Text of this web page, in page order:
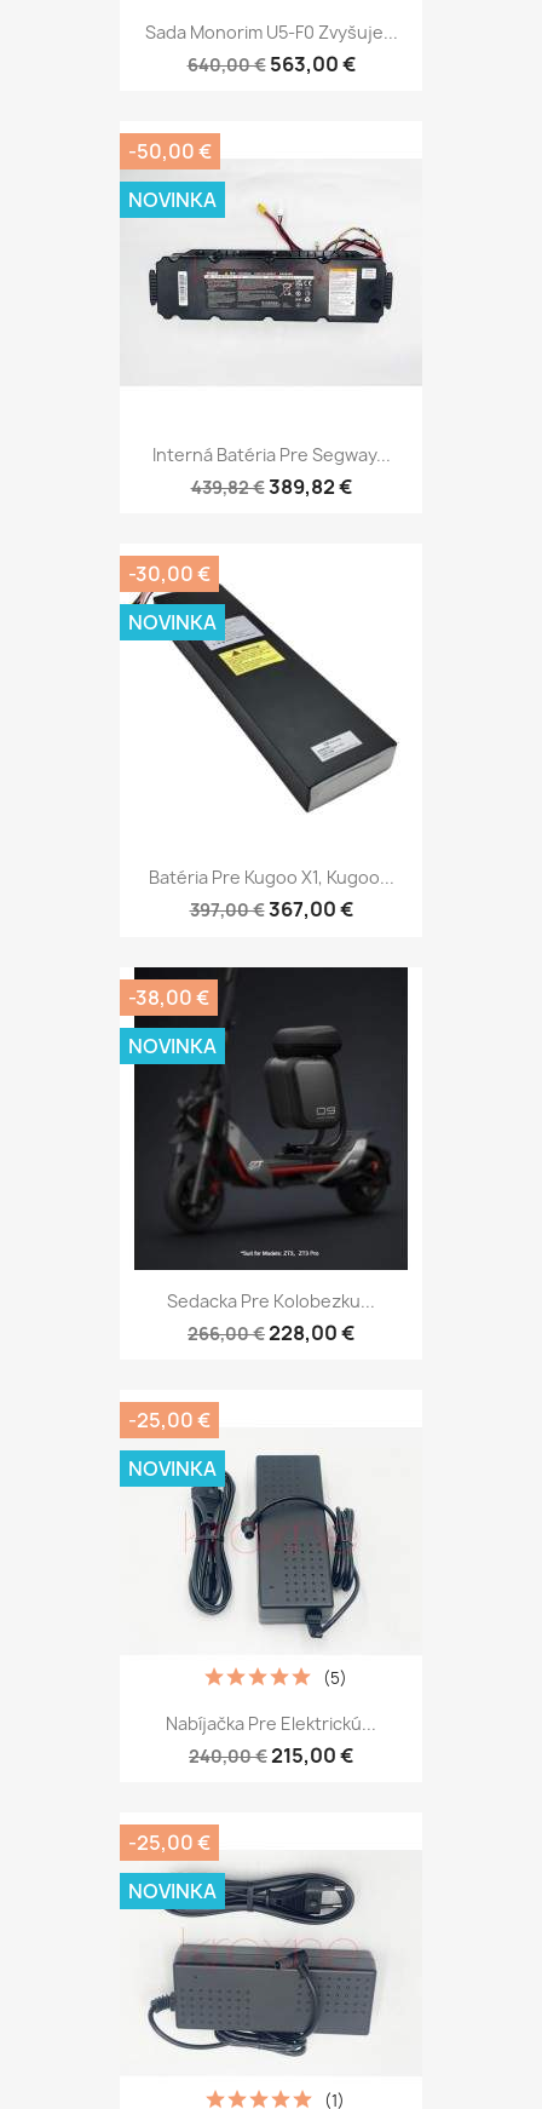
Sada Monorim U5-F0 Zvyšuje...
640,00 € 563,00 €
Interná Batéria Pre Segway...
439,82 €389,82 €
-50,00 €
NOVINKA
Batéria Pre Kugoo X1, Kugoo...
397,00 €367,00 €
-30,00 €
NOVINKA
Sedacka Pre Kolobezku...
266,00 €228,00 €
-38,00 €
NOVINKA
Nabíjačka Pre Elektrickú...
240,00 €215,00 €
(5)
-25,00 €
NOVINKA
(1)
-25,00 €
NOVINKA